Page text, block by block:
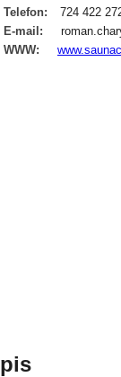
Telefon:
724 422
E-mail:
WWW: